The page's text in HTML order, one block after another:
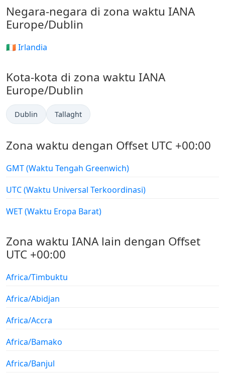
Negara-negara di zona waktu IANA
Europe/Dublin
🇮🇪 Irlandia
Kota-kota di zona waktu IANA
Europe/Dublin
Dublin Tallaght
Zona waktu dengan Offset UTC +00:00
GMT (Waktu Tengah Greenwich)
UTC (Waktu Universal Terkoordinasi)
WET (Waktu Eropa Barat)
Zona waktu IANA lain dengan Offset
UTC +00:00
Africa/Timbuktu
Africa/Abidjan
Africa/Accra
Africa/Bamako
Africa/Banjul